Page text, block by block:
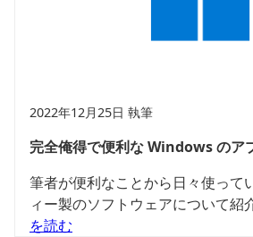
2022年12月25日 執筆
完全俺得で便利な Windows のア
筆者が便利なことから日々使って
ィー製のソフトウェアについて紹
を読む